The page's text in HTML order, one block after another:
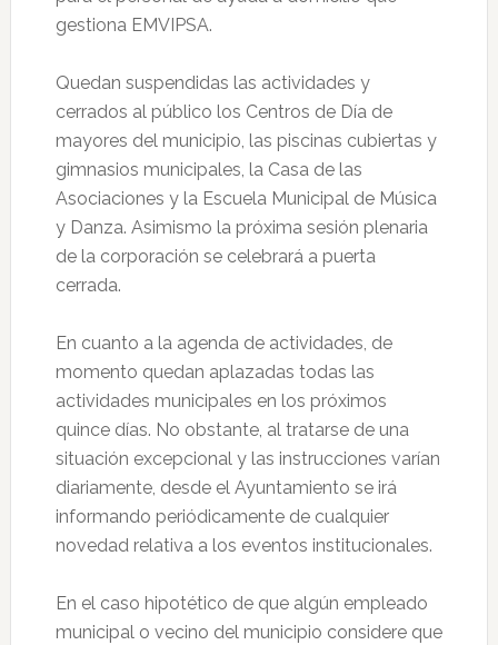
gestiona EMVIPSA.
Quedan suspendidas las actividades y
cerrados al público los Centros de Día de
mayores del municipio, las piscinas cubiertas y
gimnasios municipales, la Casa de las
Asociaciones y la Escuela Municipal de Música
y Danza. Asimismo la próxima sesión plenaria
de la corporación se celebrará a puerta
cerrada.
En cuanto a la agenda de actividades, de
momento quedan aplazadas todas las
actividades municipales en los próximos
quince días. No obstante, al tratarse de una
situación excepcional y las instrucciones varían
diariamente, desde el Ayuntamiento se irá
informando periódicamente de cualquier
novedad relativa a los eventos institucionales.
En el caso hipotético de que algún empleado
municipal o vecino del municipio considere que